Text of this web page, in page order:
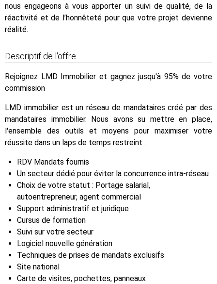
nous engageons à vous apporter un suivi de qualité, de la
réactivité et de l’honnêteté pour que votre projet devienne
réalité.
Descriptif de l'offre
Rejoignez LMD Immobilier et gagnez jusqu'à 95% de votre
commission
LMD immobilier est un réseau de mandataires créé par des
mandataires immobilier. Nous avons su mettre en place,
l'ensemble des outils et moyens pour maximiser votre
réussite dans un laps de temps restreint :
RDV Mandats fournis
Un secteur dédié pour éviter la concurrence intra-réseau
Choix de votre statut : Portage salarial,
autoentrepreneur, agent commercial
Support administratif et juridique
Cursus de formation
Suivi sur votre secteur
Logiciel nouvelle génération
Techniques de prises de mandats exclusifs
Site national
Carte de visites, pochettes, panneaux